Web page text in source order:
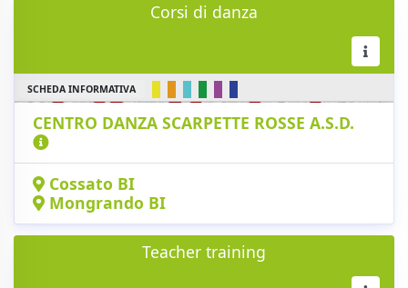
Corsi di danza
SCHEDA INFORMATIVA
CENTRO DANZA SCARPETTE ROSSE A.S.D.
Cossato BI
Mongrando BI
Teacher training